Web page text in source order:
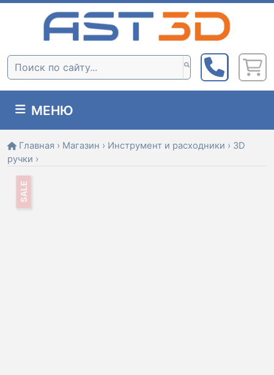
Skip
Поиск:
МЕНЮ
Главная › Магазин › Инструмент и расходники › 3D
ручки ›
SALE